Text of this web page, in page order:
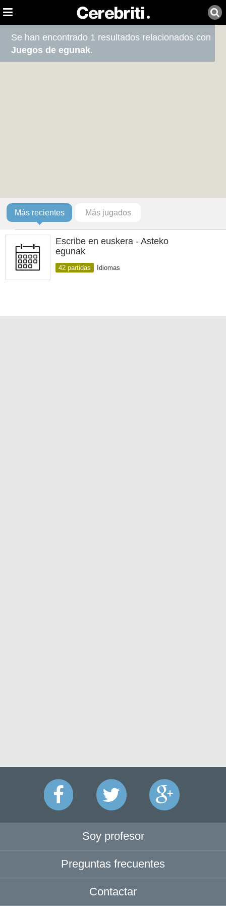
Se han encontrado 1 resultados relacionados con
Juegos de egunak.
Más recientes Más jugados
Escribe en euskera - Asteko
egunak
42 partidas Idiomas
Soy profesor
Preguntas frecuentes
Contactar